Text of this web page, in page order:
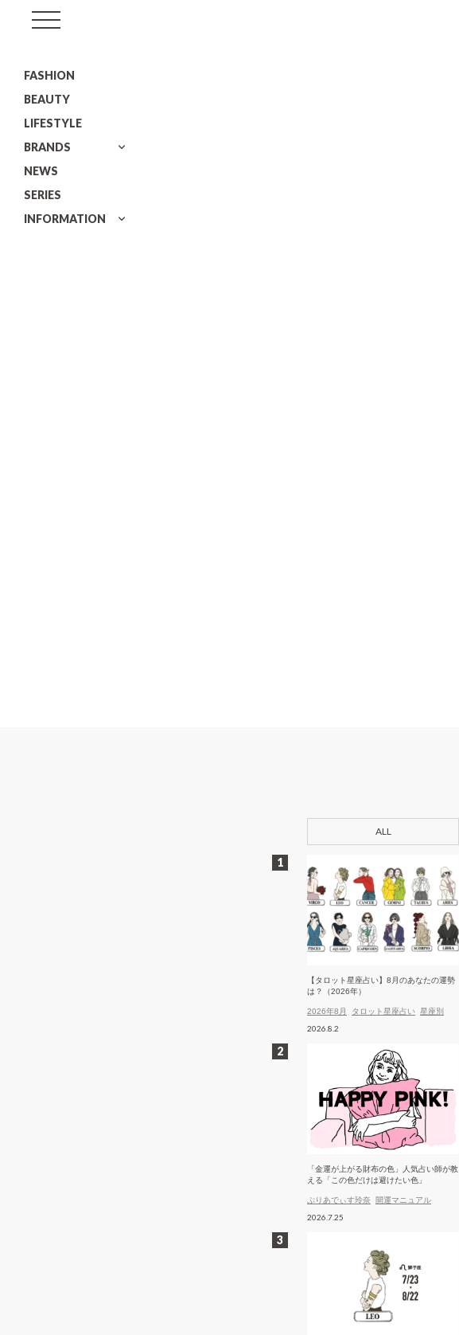
ル)
FASHION
BEAUTY
LIFESTYLE
BRANDS
NEWS
SERIES
INFORMATION
ALL
【タロット星座占い】8月のあなたの運勢
は？（2026年）
2026年8月 タロット星座占い 星座別
2026.8.2
「金運が上がる財布の色」人気占い師が教
える「この色だけは避けたい色」
ぷりあでぃす玲奈 開運マニュアル
2026.7.25